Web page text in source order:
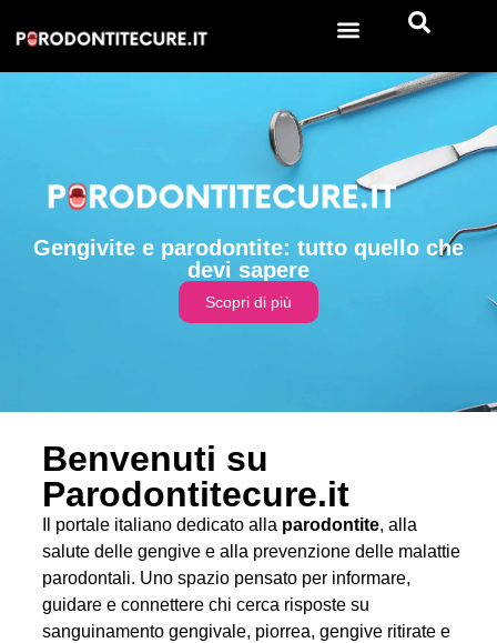
Gengivite e parodontite: tutto quello che
devi sapere
Scopri di più
Benvenuti su
Parodontitecure.it
Il portale italiano dedicato alla parodontite, alla
salute delle gengive e alla prevenzione delle malattie
parodontali. Uno spazio pensato per informare,
guidare e connettere chi cerca risposte su
sanguinamento gengivale, piorrea, gengive ritirate e